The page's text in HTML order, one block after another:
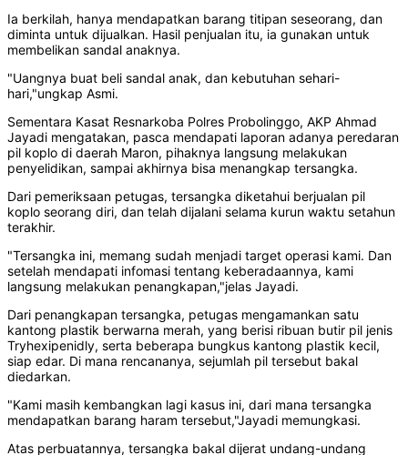
Ia berkilah, hanya mendapatkan barang titipan seseorang, dan
diminta untuk dijualkan. Hasil penjualan itu, ia gunakan untuk
membelikan sandal anaknya.
"Uangnya buat beli sandal anak, dan kebutuhan sehari-
hari,"ungkap Asmi.
Sementara Kasat Resnarkoba Polres Probolinggo, AKP Ahmad
Jayadi mengatakan, pasca mendapati laporan adanya peredaran
pil koplo di daerah Maron, pihaknya langsung melakukan
penyelidikan, sampai akhirnya bisa menangkap tersangka.
Dari pemeriksaan petugas, tersangka diketahui berjualan pil
koplo seorang diri, dan telah dijalani selama kurun waktu setahun
terakhir.
"Tersangka ini, memang sudah menjadi target operasi kami. Dan
setelah mendapati infomasi tentang keberadaannya, kami
langsung melakukan penangkapan,"jelas Jayadi.
Dari penangkapan tersangka, petugas mengamankan satu
kantong plastik berwarna merah, yang berisi ribuan butir pil jenis
Tryhexipenidly, serta beberapa bungkus kantong plastik kecil,
siap edar. Di mana rencananya, sejumlah pil tersebut bakal
diedarkan.
"Kami masih kembangkan lagi kasus ini, dari mana tersangka
mendapatkan barang haram tersebut,"Jayadi memungkasi.
Atas perbuatannya, tersangka bakal dijerat undang-undang